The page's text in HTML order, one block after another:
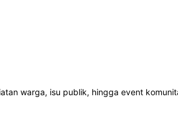
warga, isu publik, hingga event